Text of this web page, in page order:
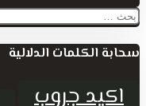
البحث
سحابة الكلمات الدلالية
اكيد جروب